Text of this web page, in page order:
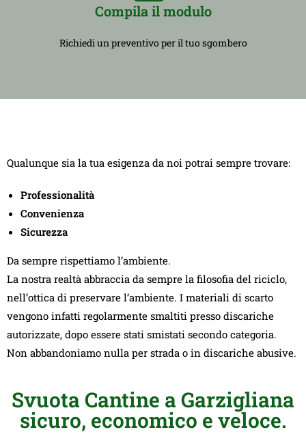
Compila il modulo
Richiedi un preventivo per il tuo sgombero
Qualunque sia la tua esigenza da noi potrai sempre trovare:
Professionalità
Convenienza
Sicurezza
Da sempre rispettiamo l’ambiente.
La nostra realtà abbraccia da sempre la filosofia del riciclo,
nell’ottica di preservare l’ambiente. I materiali di scarto
vengono infatti regolarmente smaltiti presso discariche
autorizzate, dopo essere stati smistati secondo categoria.
Non abbandoniamo nulla per strada o in discariche abusive.
Svuota Cantine a Garzigliana
sicuro, economico e veloce.